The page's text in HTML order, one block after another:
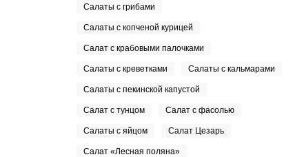
Салаты с грибами
Салаты с копченой курицей
Салат с крабовыми палочками
Салаты с креветками Салаты с кальмарами
Салаты с пекинской капустой
Салат с тунцом Салат с фасолью
Салаты с яйцом Салат Цезарь
Салат «Лесная поляна»